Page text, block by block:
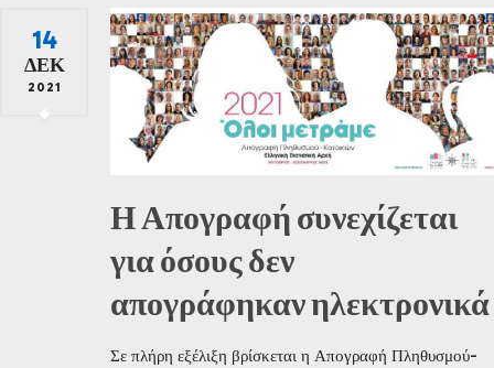
14
ΔΕΚ
2021
Η Απογραφή συνεχίζεται
για όσους δεν
απογράφηκαν ηλεκτρονικά
Σε πλήρη εξέλιξη βρίσκεται η Απογραφή Πληθυσμού-